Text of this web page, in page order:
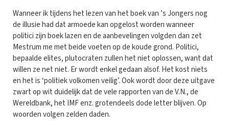
Wanneer ik tijdens het lezen van het boek van ’s Jongers nog
de illusie had dat armoede kan opgelost worden wanneer
politici zijn boek lazen en de aanbevelingen volgden dan zet
Mestrum me met beide voeten op de koude grond. Politici,
bepaalde elites, plutocraten zullen het niet oplossen, want dat
willen ze net niet. Er wordt enkel gedaan alsof. Het kost niets
en het is ‘politiek volkomen veilig’. Ook wordt door deze uitgave
zwart op wit duidelijk dat de vele rapporten van de V.N., de
Wereldbank, het IMF enz. grotendeels dode letter blijven. Op
woorden volgen zelden daden.